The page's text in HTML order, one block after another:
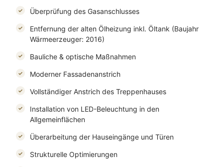
Überprüfung des Gasanschlusses
Entfernung der alten Ölheizung inkl. Öltank (Baujahr
Wärmeerzeuger: 2016)
Bauliche & optische Maßnahmen
Moderner Fassadenanstrich
Vollständiger Anstrich des Treppenhauses
Installation von LED-Beleuchtung in den
Allgemeinflächen
Überarbeitung der Hauseingänge und Türen
Strukturelle Optimierungen